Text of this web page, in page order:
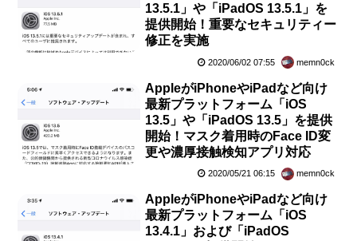
13.5.1」や「iPadOS 13.5.1」を
提供開始！重要なセキュリティー
修正を実施
2020/06/02 07:55 memn0ck
AppleがiPhoneやiPadなど向け
最新プラットフォーム「iOS
13.5」や「iPadOS 13.5」を提供
開始！マスク着用時のFace ID変
更や濃厚接触検知アプリ対応
2020/05/21 06:15 memn0ck
AppleがiPhoneやiPadなど向け
最新プラットフォーム「iOS
13.4.1」および「iPadOS